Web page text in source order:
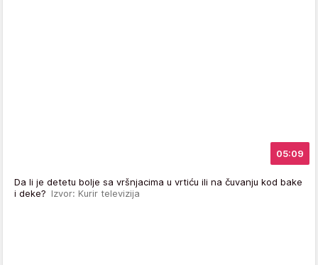
05:09
Da li je detetu bolje sa vršnjacima u vrtiću ili na čuvanju kod bake
i deke? Izvor: Kurir televizija